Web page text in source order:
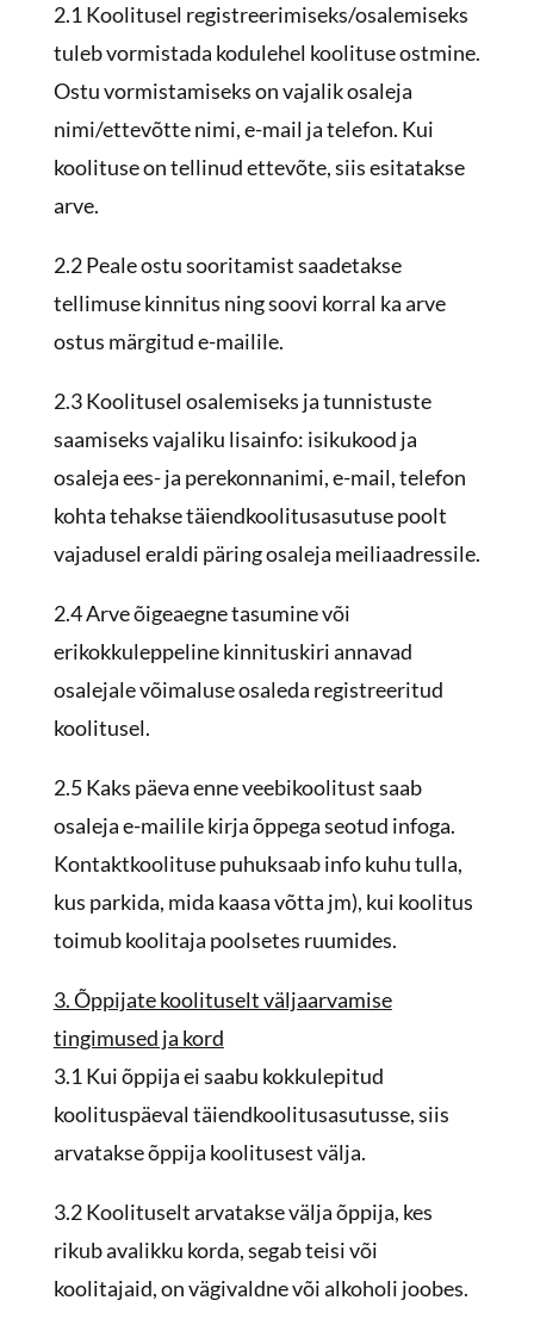
2.1 Koolitusel registreerimiseks/osalemiseks
tuleb vormistada kodulehel koolituse ostmine.
Ostu vormistamiseks on vajalik osaleja
nimi/ettevõtte nimi, e-mail ja telefon. Kui
koolituse on tellinud ettevõte, siis esitatakse
arve.
2.2 Peale ostu sooritamist saadetakse
tellimuse kinnitus ning soovi korral ka arve
ostus märgitud e-mailile.
2.3 Koolitusel osalemiseks ja tunnistuste
saamiseks vajaliku lisainfo: isikukood ja
osaleja ees- ja perekonnanimi, e-mail, telefon
kohta tehakse täiendkoolitusasutuse poolt
vajadusel eraldi päring osaleja meiliaadressile.
2.4 Arve õigeaegne tasumine või
erikokkuleppeline kinnituskiri annavad
osalejale võimaluse osaleda registreeritud
koolitusel.
2.5 Kaks päeva enne veebikoolitust saab
osaleja e-mailile kirja õppega seotud infoga.
Kontaktkoolituse puhuksaab info kuhu tulla,
kus parkida, mida kaasa võtta jm), kui koolitus
toimub koolitaja poolsetes ruumides.
3. Õppijate koolituselt väljaarvamise
tingimused ja kord
3.1 Kui õppija ei saabu kokkulepitud
koolituspäeval täiendkoolitusasutusse, siis
arvatakse õppija koolitusest välja.
3.2 Koolituselt arvatakse välja õppija, kes
rikub avalikku korda, segab teisi või
koolitajaid, on vägivaldne või alkoholi joobes.